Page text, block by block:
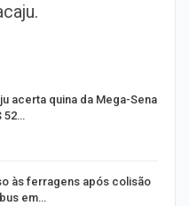
acerta quina da Mega-Sena
52…
às ferragens após colisão
em…